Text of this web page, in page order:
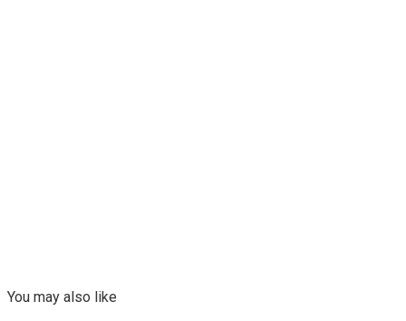
You may also like